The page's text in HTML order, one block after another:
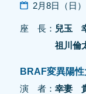
2月8日（日
座 長： 兒玉
祖川倫
BRAF変異陽
演 者： 幸妻